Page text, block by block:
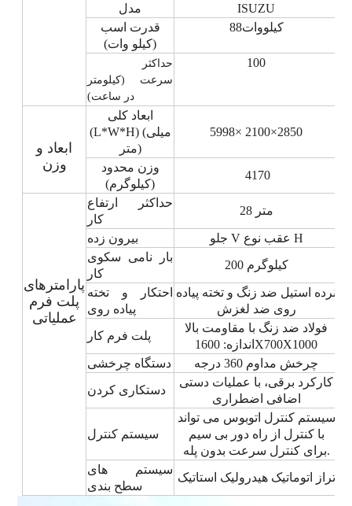
مدل
ISUZU
قدرت اسب
(کیلو وات)
88کیلووات
حداکثر
سرعت (کیلومتر
در ساعت)
100
ابعاد و
وزن
ابعاد کلی
(L*W*H) (میلی
متر)
5998× 2100×2850
وزن محدود
(کیلوگرم)
4170
پارامترهای
پلت فرم
عملیاتی
حداکثر ارتفاع
کار
28 متر
بیرون زده
جلو V عقب نوع H
بار نامی سکوی
کار
200 کیلوگرم
احتکار و تخته
پیاده روی
نرده استیل ضد زنگ و تخته پیاده
روی ضد لغزش
پلت فرم کار
فولاد ضد زنگ با مقاومت بالا
اندازه: 1600X700X1000
دستگاه چرخشی
چرخش مداوم 360 درجه
دستکاری کردن
کارکرد برقی، با عملیات دستی
اضافی اضطراری
سیستم کنترل
سیستم کنترل اتوبوس می تواند
با کنترل از راه دور بی سیم
برای کنترل سرعت بدون پله.
سیستم های
سطح بندی
تراز اتوماتیک هیدرولیک استاتیک